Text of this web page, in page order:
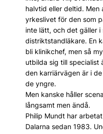
halvtid eller deltid.
yrkeslivet för den som
inte lätt, och det gäller i
distriktstandläkare. En
bli klinikchef, men så
utbilda sig till specialist
den karriärvägen är i
de yngre.
Men kanske håller
långsamt men ändå.
Philip Mundt har
Dalarna sedan 1983.